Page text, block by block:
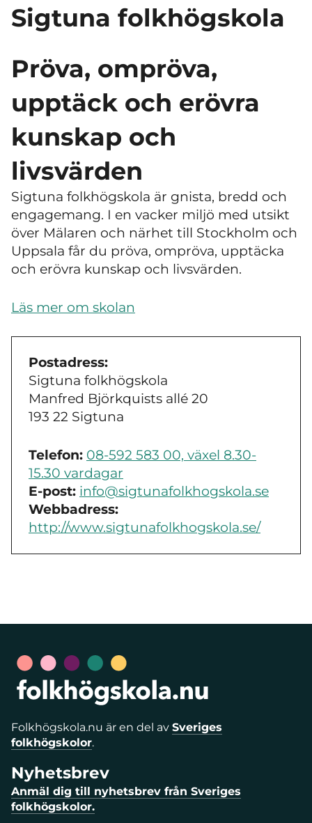
Sigtuna folkhögskola
Pröva, ompröva,
upptäck och erövra
kunskap och
livsvärden
Sigtuna folkhögskola är gnista, bredd och
engagemang. I en vacker miljö med utsikt
över Mälaren och närhet till Stockholm och
Uppsala får du pröva, ompröva, upptäcka
och erövra kunskap och livsvärden.
Läs mer om skolan
Postadress:
Sigtuna folkhögskola
Manfred Björkquists allé 20
193 22 Sigtuna
Telefon: 08-592 583 00, växel 8.30-
15.30 vardagar
E-post: info@sigtunafolkhogskola.se
Webbadress:
http://www.sigtunafolkhogskola.se/
Folkhögskola.nu är en del av Sveriges
folkhögskolor.
Nyhetsbrev
Anmäl dig till nyhetsbrev från Sveriges
folkhögskolor.